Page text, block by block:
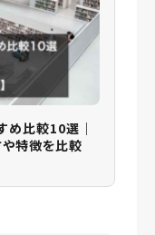
め比較10選｜
や特徴を比較